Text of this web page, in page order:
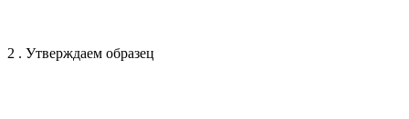
2 . Утверждаем образец